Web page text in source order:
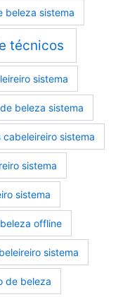
beleza sistema
técnicos
sistema
beleza sistema
sistema
sistema
sistema
offline
sistema
de beleza